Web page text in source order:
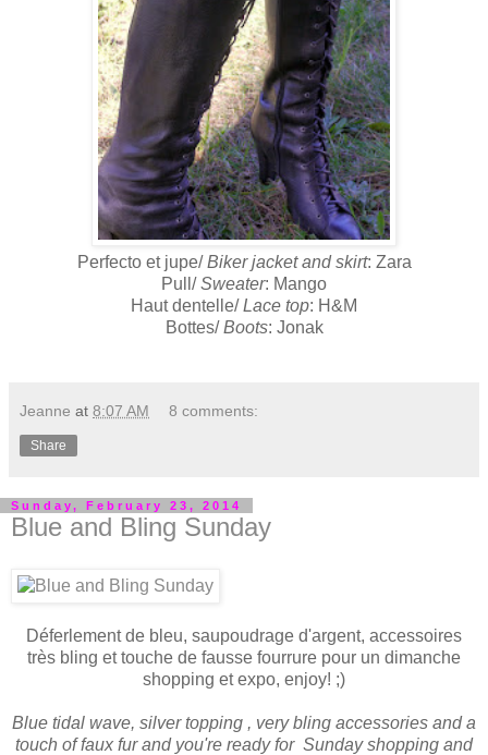
Perfecto et jupe/Biker jacket and skirt: Zara
Pull/Sweater: Mango
Haut dentelle/Lace top: H&M
Bottes/Boots: Jonak
Jeanne at 8:07 AM 8 comments:
Share
Sunday, February 23, 2014
Blue and Bling Sunday
Déferlement de bleu, saupoudrage d'argent, accessoires
très bling et touche de fausse fourrure pour un dimanche
shopping et expo, enjoy! ;)
Blue tidal wave, silver topping , very bling accessories and a
touch of faux fur and you're ready for Sunday shopping and